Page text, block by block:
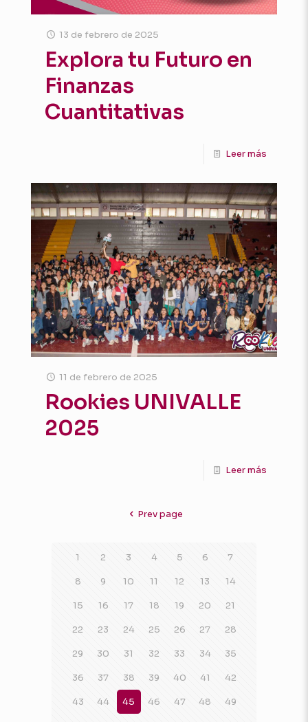
13 de febrero de 2025
Explora tu Futuro en
Finanzas
Cuantitativas
Leer más
11 de febrero de 2025
Rookies UNIVALLE
2025
Leer más
Prev page
1 2 3 4 5 6 7
8 9 10 11 12 13 14
15 16 17 18 19 20 21
22 23 24 25 26 27 28
29 30 31 32 33 34 35
36 37 38 39 40 41 42
43 44 45 46 47 48 49